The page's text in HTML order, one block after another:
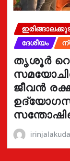
ദേശീയം
തൃശൂർ
ജീവൻ